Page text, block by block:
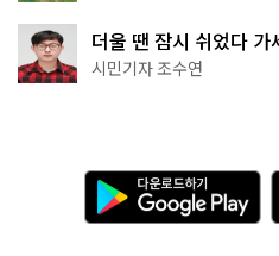
더울 땐 잠시 쉬었다
·무더위쉼터까지
시민기자 조수연
다
운
로